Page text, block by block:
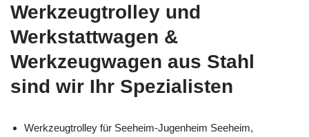
Werkzeugtrolley und
Werkstattwagen &
Werkzeugwagen aus Stahl
sind wir Ihr Spezialisten
Werkzeugtrolley für Seeheim-Jugenheim Seeheim,